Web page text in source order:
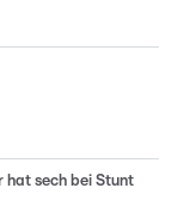
sech bei Stunt